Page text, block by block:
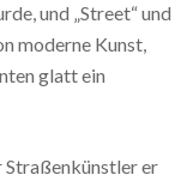
und „Street“ und
moderne Kunst,
glatt ein
Straßenkünstler er